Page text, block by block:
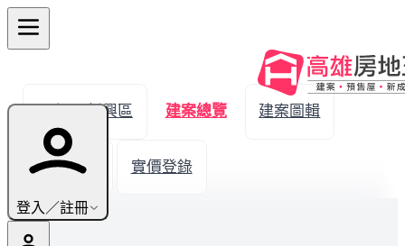
登入／註冊
← 返回新興區 建案總覽 建案圖輯
生活機能 實價登錄